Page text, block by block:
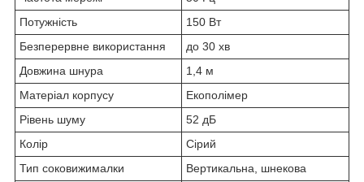
Потужність
150 Вт
Безперервне використання
до 30 хв
Довжина шнура
1,4 м
Матеріал корпусу
Екополімер
Рівень шуму
52 дБ
Колір
Сірий
Тип соковижималки
Вертикальна, шнекова